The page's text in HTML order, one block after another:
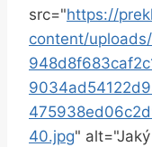
src="https://
content/
40.jpg"